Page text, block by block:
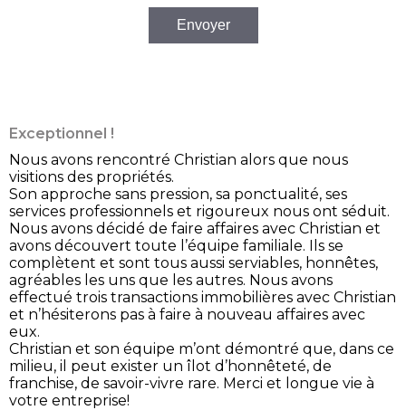
Envoyer
Exceptionnel !
Nous avons rencontré Christian alors que nous
visitions des propriétés.
Son approche sans pression, sa ponctualité, ses
services professionnels et rigoureux nous ont séduit.
Nous avons décidé de faire affaires avec Christian et
avons découvert toute l’équipe familiale. Ils se
complètent et sont tous aussi serviables, honnêtes,
agréables les uns que les autres. Nous avons
effectué trois transactions immobilières avec Christian
et n’hésiterons pas à faire à nouveau affaires avec
eux.
Christian et son équipe m’ont démontré que, dans ce
milieu, il peut exister un îlot d’honnêteté, de
franchise, de savoir-vivre rare. Merci et longue vie à
votre entreprise!